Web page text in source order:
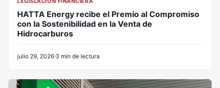
HATTA Energy recibe el Premio al Compromiso
con la Sostenibilidad en la Venta de
Hidrocarburos
julio 29, 2026 3 min de lectura